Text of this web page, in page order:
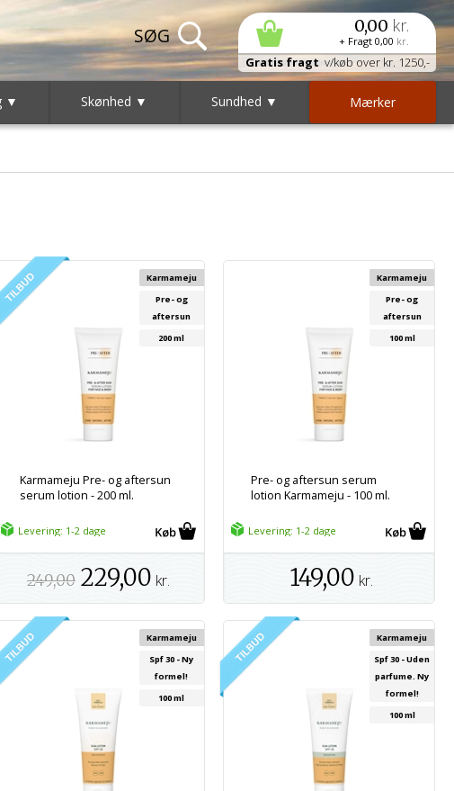
0,00 kr.
+ Fragt 0,00 kr.
Gratis fragt v/køb over kr. 1250,-
▼ Skønhed ▼ Sundhed ▼ Mærker
Karmameju Pre- og aftersun
serum lotion - 200 ml.
Karmameju
Pre- og
aftersun
200 ml
Levering: 1-2 dage
249,00 229,00 kr.
Pre- og aftersun serum
lotion Karmameju - 100 ml.
Karmameju
Pre- og
aftersun
100 ml
Levering: 1-2 dage
149,00 kr.
Karmameju
Spf 30 - Ny
formel!
100 ml
Karmameju
Spf 30 - Uden
parfume. Ny
formel!
100 ml